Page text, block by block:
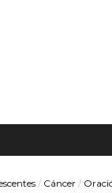
/ Cáncer /